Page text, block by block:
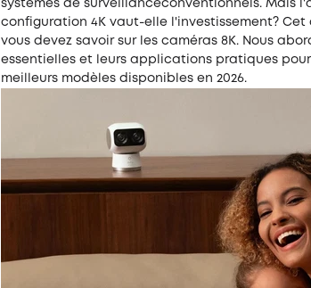
systèmes de surveillanceconventionnels. Mais
configuration 4K vaut-elle l'investissement?
vous devez savoir sur les caméras 8K. Nous
essentielles et leurs applications pratiques
meilleurs modèles disponibles en 2026.